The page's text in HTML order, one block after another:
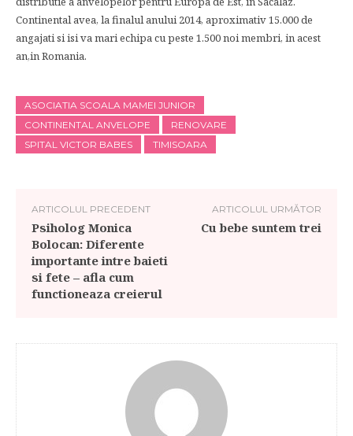
Continental avea, la finalul anului 2014, aproximativ 15.000 de
angajati si isi va mari echipa cu peste 1.500 noi membri, in acest
an,in Romania.
ASOCIATIA SCOALA MAMEI JUNIOR
CONTINENTAL ANVELOPE
RENOVARE
SPITAL VICTOR BABES
TIMISOARA
ARTICOLUL PRECEDENT
Psiholog Monica
Bolocan: Diferente
importante intre baieti
si fete – afla cum
functioneaza creierul
ARTICOLUL URMĂTOR
Cu bebe suntem trei